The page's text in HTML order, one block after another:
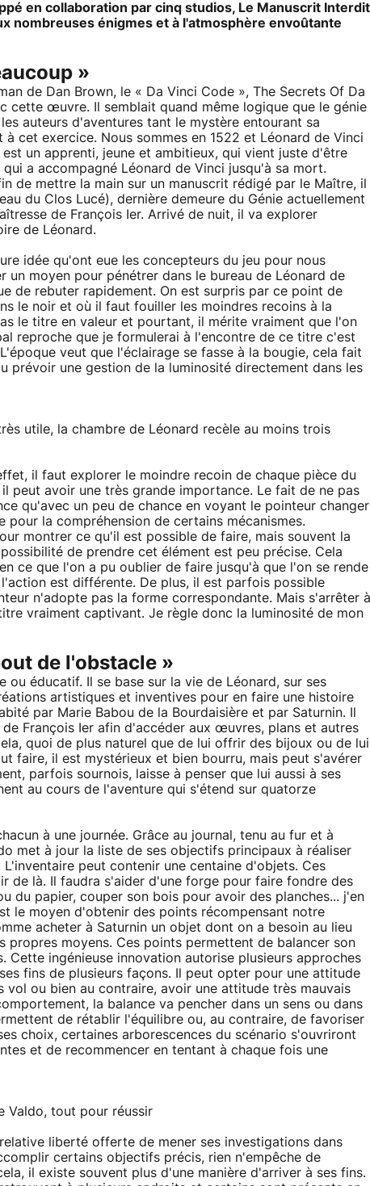
en collaboration par cinq studios, Le Manuscrit Interdit
nombreuses énigmes et à l'atmosphère envoûtante
»
de Dan Brown, le « Da Vinci Code », The Secrets Of Da
cette œuvre. Il semblait quand même logique que le génie
auteurs d'aventures tant le mystère entourant sa
cet exercice. Nous sommes en 1522 et Léonard de Vinci
un apprenti, jeune et ambitieux, qui vient juste d'être
a accompagné Léonard de Vinci jusqu'à sa mort.
de mettre la main sur un manuscrit rédigé par le Maître, il
du Clos Lucé), dernière demeure du Génie actuellement
de François Ier. Arrivé de nuit, il va explorer
de Léonard.
idée qu'ont eue les concepteurs du jeu pour nous
moyen pour pénétrer dans le bureau de Léonard de
de rebuter rapidement. On est surpris par ce point de
le noir et où il faut fouiller les moindres recoins à la
le titre en valeur et pourtant, il mérite vraiment que l'on
reproche que je formulerai à l'encontre de ce titre c'est
veut que l'éclairage se fasse à la bougie, cela fait
prévoir une gestion de la luminosité directement dans les
utile, la chambre de Léonard recèle au moins trois
il faut explorer le moindre recoin de chaque pièce du
peut avoir une très grande importance. Le fait de ne pas
qu'avec un peu de chance en voyant le pointeur changer
la compréhension de certains mécanismes.
montrer ce qu'il est possible de faire, mais souvent la
de prendre cet élément est peu précise. Cela
ce que l'on a pu oublier de faire jusqu'à que l'on se rende
est différente. De plus, il est parfois possible
n'adopte pas la forme correspondante. Mais s'arrêter à
vraiment captivant. Je règle donc la luminosité de mon
de l'obstacle »
ou éducatif. Il se base sur la vie de Léonard, sur ses
artistiques et inventives pour en faire une histoire
par Marie Babou de la Bourdaisière et par Saturnin. Il
François Ier afin d'accéder aux œuvres, plans et autres
quoi de plus naturel que de lui offrir des bijoux ou de lui
faire, il est mystérieux et bien bourru, mais peut s'avérer
parfois sournois, laisse à penser que lui aussi à ses
au cours de l'aventure qui s'étend sur quatorze
à une journée. Grâce au journal, tenu au fur et à
met à jour la liste de ses objectifs principaux à réaliser
peut contenir une centaine d'objets. Ces
de là. Il faudra s'aider d'une forge pour faire fondre des
du papier, couper son bois pour avoir des planches... j'en
le moyen d'obtenir des points récompensant notre
acheter à Saturnin un objet dont on a besoin au lieu
propres moyens. Ces points permettent de balancer son
Cette ingénieuse innovation autorise plusieurs approches
fins de plusieurs façons. Il peut opter pour une attitude
vol ou bien au contraire, avoir une attitude très mauvais
la balance va pencher dans un sens ou dans
de rétablir l'équilibre ou, au contraire, de favoriser
choix, certaines arborescences du scénario s'ouvriront
et de recommencer en tentant à chaque fois une
Valdo, tout pour réussir
liberté offerte de mener ses investigations dans
certains objectifs précis, rien n'empêche de
il existe souvent plus d'une manière d'arriver à ses fins.